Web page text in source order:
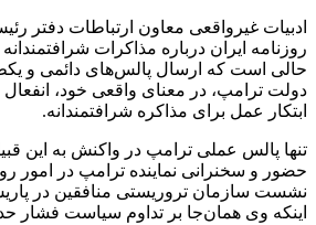
پیش از انقلاب، مصادیق تروریسم از نظر
بود و اتفاقاً گروه‌های مورد اتهام نیز این
از انقلاب هم که اقدامات تروریستی آنان
سال‌ها ادامه یافت.
سازمان مجاهدین خلق به‌جایی خواهد
دست افراطی‌ترین سیاستمداران
راست‌ترین نیروهای سیاسی غرب نیز به
قطعاً خیال می‌کرد دچار توهم شده و امر